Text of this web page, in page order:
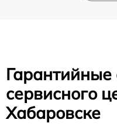
Гарантийные
сервисного
Хабаровске